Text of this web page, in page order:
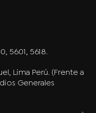
5601, 5618.
Lima Perú. (Frente a
Generales